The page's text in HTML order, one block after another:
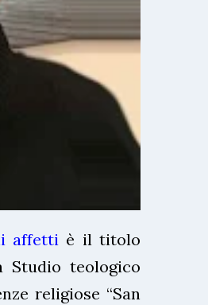
affetti è il titolo
Studio teologico
religiose “San